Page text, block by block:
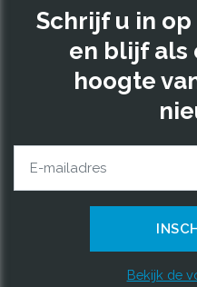
Schrijf u in
en blijf als
hoogte
Bekijk de